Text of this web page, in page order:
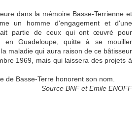
dans la mémoire Basse-Terrienne et
un homme d'engagement et d'une
partie de ceux qui ont œuvré pour
en Guadeloupe, quitte à se mouiller
maladie qui aura raison de ce bâtisseur
1969, mais qui laissera des projets à
Basse-Terre honorent son nom.
Source BNF et Emile ENOFF